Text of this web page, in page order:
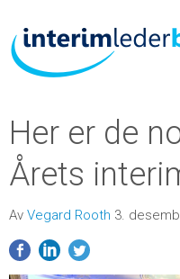
Her er de
Årets
Av Vegard Rooth 3.